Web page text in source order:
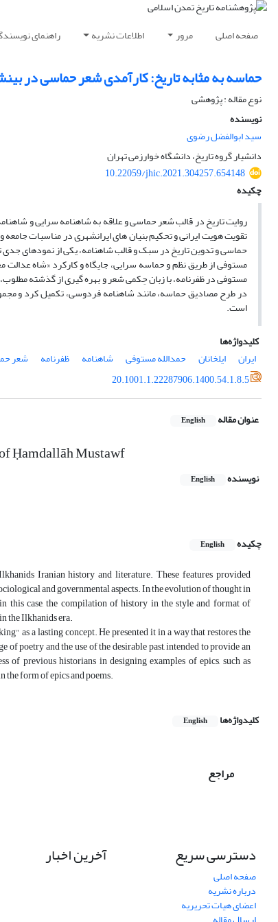
صفحه اصلی مرور اطلاعات نشریه راهنمای
حماسه به مثابه تاریخ: کارآمدی شعر حماسی در
نوع مقاله : پژوهشی
نویسنده
سید ابوالفضل رضوی
دانشیار گروه تاریخ، دانشگاه خوارزمی تهران
10.22059/jhic.2021.304257.654148
چکیده
روایت تاریخ در قالب شعر حماسی و علاقه به شاهنامه سرایی و
تقویت هویت ایرانی و تحکیم بنیان های ایرانشهری در مناسبات
حماسی و تدوین تاریخ در سبک و قالب شاهنامه، یکی از نمودهای
مستوفی از طریق نظم و حماسه سرایی، جایگاه و کارکرد «شاه عدالت
مستوفی در ظفرنامه، با زبان حِکمی شعر و بهره گیری از گذشته
در طرح مصادیق حماسه، مانند شاهنامه فردوسی، تکمیل کرد و
است.
کلیدواژه‌ها
ایران
ایلخانان حمدالله مستوفی شاهنامه ظفرنامه
شعر
20.1001.1.22287906.1400.54.1.8.5
عنوان مقاله English
Ḥamdallāh Mustawf
نویسنده English
چکیده
English
Iranian history and literature. These features provided
and governmental aspects. In the evolution of thought in
this case, the compilation of history in the style and format of
the Ilkhanids era.
as a lasting concept. He presented it in a way that restores the
of poetry and the use of the desirable past, intended to provide an
of previous historians in designing examples of epics, such as
the form of epics and poems.
کلیدواژه‌ها English
مراجع
دسترسی سریع
صفحه اصلی
درباره نشریه
اعضای هیات تحریریه
آخرین اخبار